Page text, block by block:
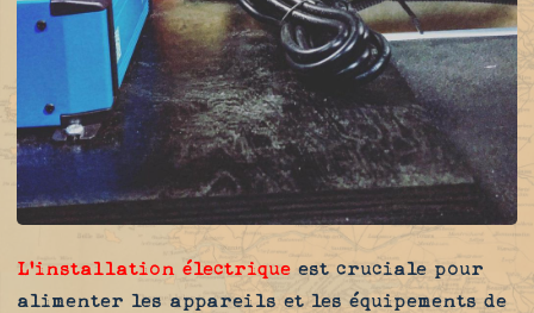
L'installation électrique est cruciale pour
alimenter les appareils et les équipements de